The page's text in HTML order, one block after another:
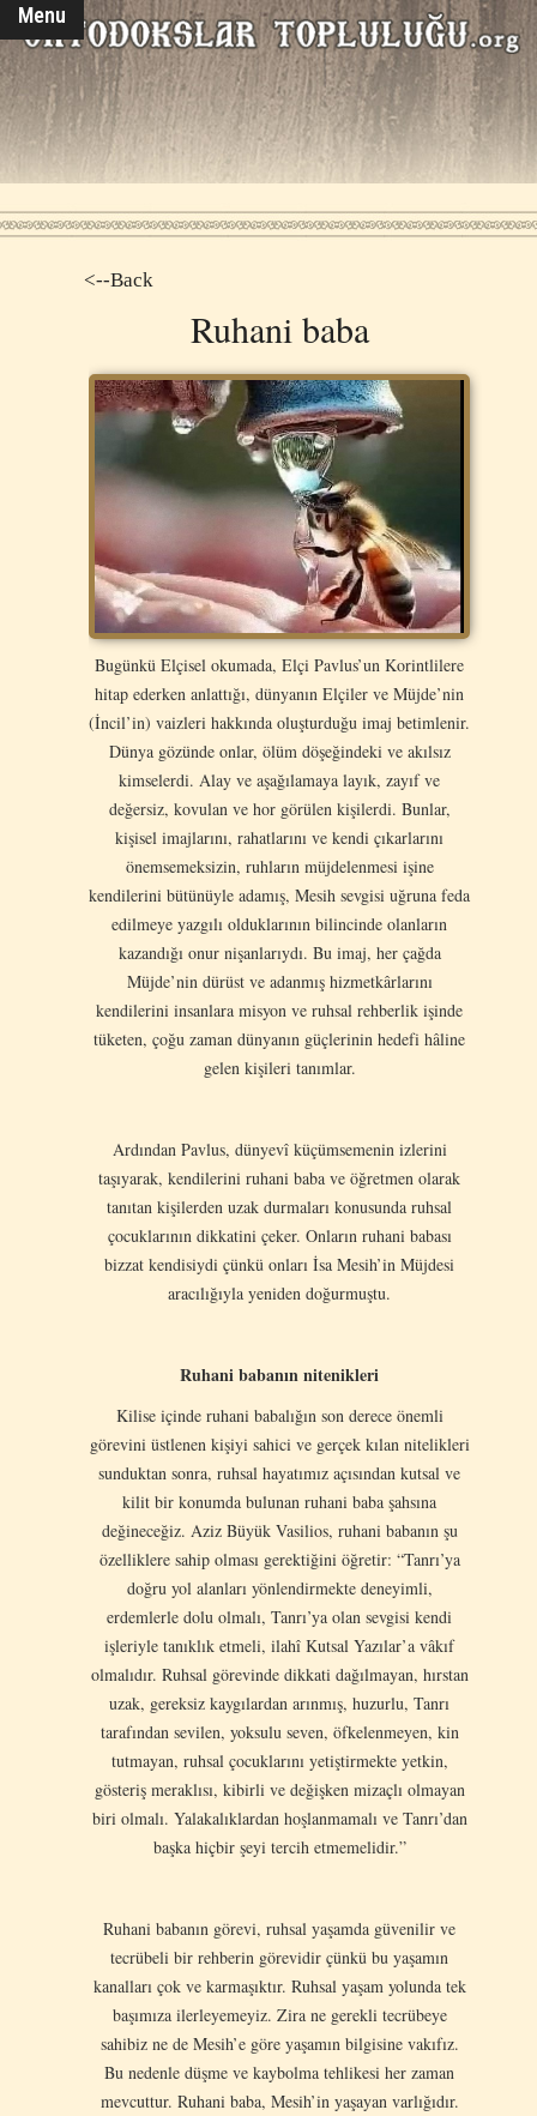
Menu
<--Back
Ruhani baba
Bugünkü Elçisel okumada, Elçi Pavlus’un Korintlilere
hitap ederken anlattığı, dünyanın Elçiler ve Müjde’nin
(İncil’in) vaizleri hakkında oluşturduğu imaj betimlenir.
Dünya gözünde onlar, ölüm döşeğindeki ve akılsız
kimselerdi. Alay ve aşağılamaya layık, zayıf ve
değersiz, kovulan ve hor görülen kişilerdi. Bunlar,
kişisel imajlarını, rahatlarını ve kendi çıkarlarını
önemsemeksizin, ruhların müjdelenmesi işine
kendilerini bütünüyle adamış, Mesih sevgisi uğruna feda
edilmeye yazgılı olduklarının bilincinde olanların
kazandığı onur nişanlarıydı. Bu imaj, her çağda
Müjde’nin dürüst ve adanmış hizmetkârlarını
kendilerini insanlara misyon ve ruhsal rehberlik işinde
tüketen, çoğu zaman dünyanın güçlerinin hedefi hâline
gelen kişileri tanımlar.
Ardından Pavlus, dünyevî küçümsemenin izlerini
taşıyarak, kendilerini ruhani baba ve öğretmen olarak
tanıtan kişilerden uzak durmaları konusunda ruhsal
çocuklarının dikkatini çeker. Onların ruhani babası
bizzat kendisiydi çünkü onları İsa Mesih’in Müjdesi
aracılığıyla yeniden doğurmuştu.
Ruhani babanın nitenikleri
Kilise içinde ruhani babalığın son derece önemli
görevini üstlenen kişiyi sahici ve gerçek kılan nitelikleri
sunduktan sonra, ruhsal hayatımız açısından kutsal ve
kilit bir konumda bulunan ruhani baba şahsına
değineceğiz. Aziz Büyük Vasilios, ruhani babanın şu
özelliklere sahip olması gerektiğini öğretir: “Tanrı’ya
doğru yol alanları yönlendirmekte deneyimli,
erdemlerle dolu olmalı, Tanrı’ya olan sevgisi kendi
işleriyle tanıklık etmeli, ilahî Kutsal Yazılar’a vâkıf
olmalıdır. Ruhsal görevinde dikkati dağılmayan, hırstan
uzak, gereksiz kaygılardan arınmış, huzurlu, Tanrı
tarafından sevilen, yoksulu seven, öfkelenmeyen, kin
tutmayan, ruhsal çocuklarını yetiştirmekte yetkin,
gösteriş meraklısı, kibirli ve değişken mizaçlı olmayan
biri olmalı. Yalakalıklardan hoşlanmamalı ve Tanrı’dan
başka hiçbir şeyi tercih etmemelidir.”
Ruhani babanın görevi, ruhsal yaşamda güvenilir ve
tecrübeli bir rehberin görevidir çünkü bu yaşamın
kanalları çok ve karmaşıktır. Ruhsal yaşam yolunda tek
başımıza ilerleyemeyiz. Zira ne gerekli tecrübeye
sahibiz ne de Mesih’e göre yaşamın bilgisine vakıfız.
Bu nedenle düşme ve kaybolma tehlikesi her zaman
mevcuttur. Ruhani baba, Mesih’in yaşayan varlığıdır.